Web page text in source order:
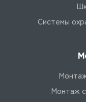
Системы
Монтаж